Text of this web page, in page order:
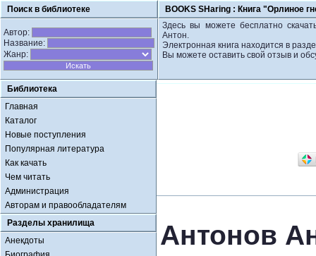
Поиск в библиотеке BOOKS SHaring : Книга "Орлиное
Автор:
Название:
Жанр:
Здесь вы можете бесплатно
Антон.
Электронная книга находится в
Вы можете оставить свой отзыв и
Библиотека
Главная
Каталог
Новые поступления
Популярная литература
Как качать
Чем читать
Администрация
Авторам и правообладателям
Разделы хранилища
Анекдоты
Антонов